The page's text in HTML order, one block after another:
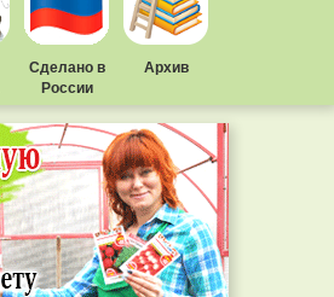
Сделано в
России
Архив